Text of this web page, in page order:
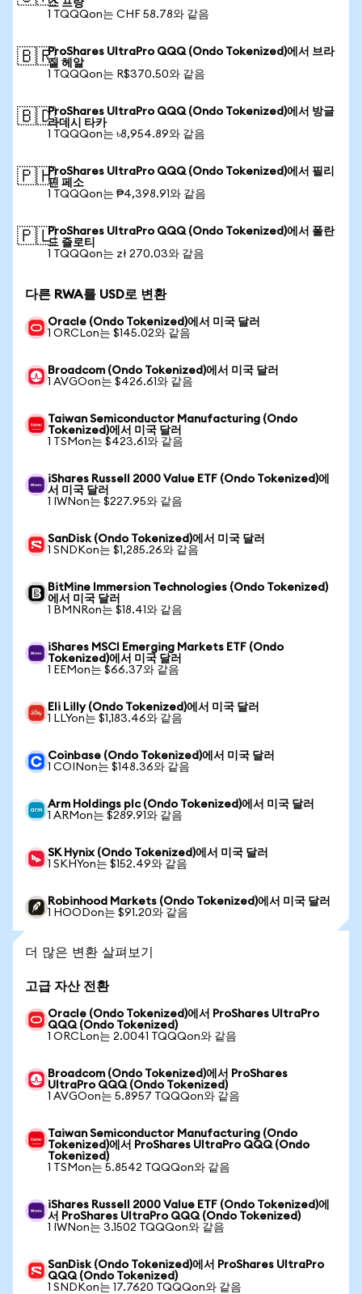
스 프랑
1 TQQQon는 CHF 58.78와 같음
🇧🇷ProShares UltraPro QQQ (Ondo Tokenized)에서 브라
질 헤알
1 TQQQon는 R$370.50와 같음
🇧🇩ProShares UltraPro QQQ (Ondo Tokenized)에서 방글
라데시 타카
1 TQQQon는 ৳8,954.89와 같음
🇵🇭ProShares UltraPro QQQ (Ondo Tokenized)에서 필리
핀 페소
1 TQQQon는 ₱4,398.91와 같음
🇵🇱ProShares UltraPro QQQ (Ondo Tokenized)에서 폴란
드 즐로티
1 TQQQon는 zł 270.03와 같음
다른 RWA를 USD로 변환
Oracle (Ondo Tokenized)에서 미국 달러
1 ORCLon는 $145.02와 같음
Broadcom (Ondo Tokenized)에서 미국 달러
1 AVGOon는 $426.61와 같음
Taiwan Semiconductor Manufacturing (Ondo
Tokenized)에서 미국 달러
1 TSMon는 $423.61와 같음
iShares Russell 2000 Value ETF (Ondo Tokenized)에
서 미국 달러
1 IWNon는 $227.95와 같음
SanDisk (Ondo Tokenized)에서 미국 달러
1 SNDKon는 $1,285.26와 같음
BitMine Immersion Technologies (Ondo Tokenized)
에서 미국 달러
1 BMNRon는 $18.41와 같음
iShares MSCI Emerging Markets ETF (Ondo
Tokenized)에서 미국 달러
1 EEMon는 $66.37와 같음
Eli Lilly (Ondo Tokenized)에서 미국 달러
1 LLYon는 $1,183.46와 같음
Coinbase (Ondo Tokenized)에서 미국 달러
1 COINon는 $148.36와 같음
Arm Holdings plc (Ondo Tokenized)에서 미국 달러
1 ARMon는 $289.91와 같음
SK Hynix (Ondo Tokenized)에서 미국 달러
1 SKHYon는 $152.49와 같음
Robinhood Markets (Ondo Tokenized)에서 미국 달러
1 HOODon는 $91.20와 같음
더 많은 변환 살펴보기
고급 자산 전환
Oracle (Ondo Tokenized)에서 ProShares UltraPro
QQQ (Ondo Tokenized)
1 ORCLon는 2.0041 TQQQon와 같음
Broadcom (Ondo Tokenized)에서 ProShares
UltraPro QQQ (Ondo Tokenized)
1 AVGOon는 5.8957 TQQQon와 같음
Taiwan Semiconductor Manufacturing (Ondo
Tokenized)에서 ProShares UltraPro QQQ (Ondo
Tokenized)
1 TSMon는 5.8542 TQQQon와 같음
iShares Russell 2000 Value ETF (Ondo Tokenized)에
서 ProShares UltraPro QQQ (Ondo Tokenized)
1 IWNon는 3.1502 TQQQon와 같음
SanDisk (Ondo Tokenized)에서 ProShares UltraPro
QQQ (Ondo Tokenized)
1 SNDKon는 17.7620 TQQQon와 같음